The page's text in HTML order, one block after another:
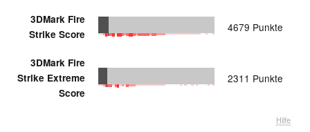
3DMark Fire
Strike Score
4679 Punkte
3DMark Fire
Strike Extreme
Score
2311 Punkte
Hilfe